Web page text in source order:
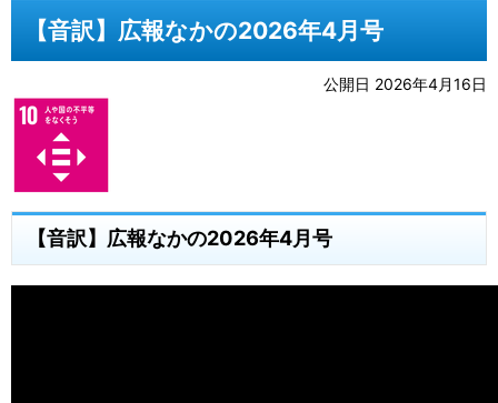
【音訳】広報なかの2026年4月号
公開日 2026年4月16日
【音訳】広報なかの2026年4月号